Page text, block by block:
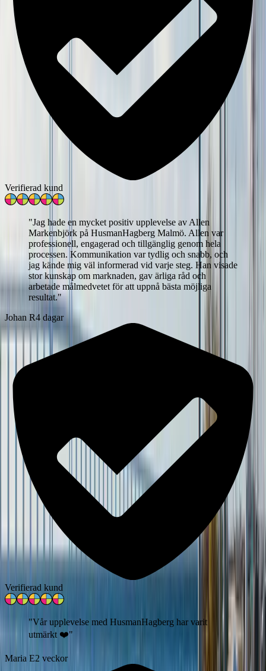
Verifierad kund
"Jag hade en mycket positiv upplevelse av Allen
Markenbjörk på HusmanHagberg Malmö. Allen var
professionell, engagerad och tillgänglig genom hela
processen. Kommunikation var tydlig och snabb, och
jag kände mig väl informerad vid varje steg. Han visade
stor kunskap om marknaden, gav ärliga råd och
arbetade målmedvetet för att uppnå bästa möjliga
resultat."
Johan R4 dagar
Verifierad kund
"Vår upplevelse med HusmanHagberg har varit
utmärkt ❤️"
Maria E2 veckor